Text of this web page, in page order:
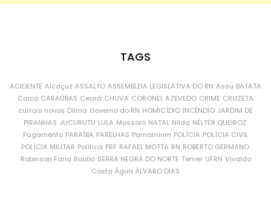
TAGS
ACIDENTE Alcaçuz ASSALTO ASSEMBLEIA LEGISLATIVA DO RN Assu BATATA
Caicó CARAÚBAS Ceará CHUVA CORONEL AZEVEDO CRIME CRUZETA
currais novos Dilma Governo do RN HOMICÍDIO INCÊNDIO JARDIM DE
PIRANHAS JUCURUTU LULA Mossoró NATAL Nilda NÉLTER QUEIROZ
Pagamento PARAÍBA PARELHAS Parnamirim POLÍCIA POLÍCIA CIVIL
POLÍCIA MILITAR Política PRF RAFAEL MOTTA RN ROBERTO GERMANO
Robinson Faria Roubo SERRA NEGRA DO NORTE Temer UFRN Vivaldo
Costa Água ÁLVARO DIAS